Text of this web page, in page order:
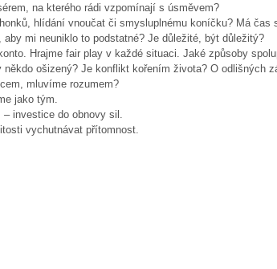
na kterého rádi vzpomínají s úsměvem?
hlídání vnoučat či smysluplnému koníčku? Má čas
mi neuniklo to podstatné? Je důležité, být důležitý?
Hrajme fair play v každé situaci. Jaké způsoby
ošizený? Je konflikt kořením života? O odlišných
mluvíme rozumem?
jako tým.
investice do obnovy sil.
vychutnávat přítomnost.